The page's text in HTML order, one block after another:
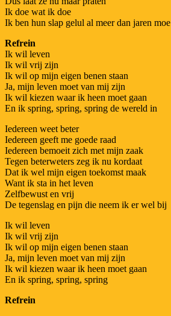
Ik doe wat ik doe
Ik ben hun slap gelul al meer dan jaren moe
Refrein
Ik wil leven
Ik wil vrij zijn
Ik wil op mijn eigen benen staan
Ja, mijn leven moet van mij zijn
Ik wil kiezen waar ik heen moet gaan
En ik spring, spring, spring de wereld in
Iedereen weet beter
Iedereen geeft me goede raad
Iedereen bemoeit zich met mijn zaak
Tegen beterweters zeg ik nu kordaat
Dat ik wel mijn eigen toekomst maak
Want ik sta in het leven
Zelfbewust en vrij
De tegenslag en pijn die neem ik er wel bij
Ik wil leven
Ik wil vrij zijn
Ik wil op mijn eigen benen staan
Ja, mijn leven moet van mij zijn
Ik wil kiezen waar ik heen moet gaan
En ik spring, spring, spring
Refrein